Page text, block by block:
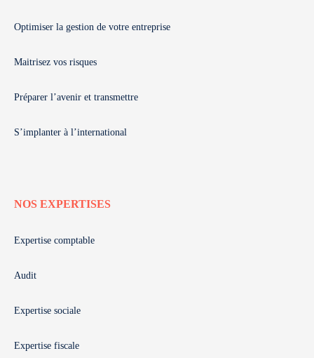
Optimiser la gestion de votre entreprise
Maitrisez vos risques
Préparer l’avenir et transmettre
S’implanter à l’international
NOS EXPERTISES
Expertise comptable
Audit
Expertise sociale
Expertise fiscale